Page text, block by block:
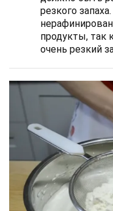
резкого
продукты, так
очень резкий